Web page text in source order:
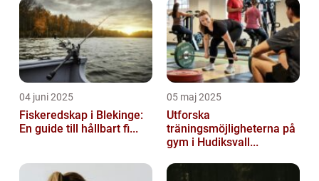
04 juni 2025
Fiskeredskap i Blekinge:
En guide till hållbart fi...
05 maj 2025
Utforska
träningsmöjligheterna på
gym i Hudiksvall...